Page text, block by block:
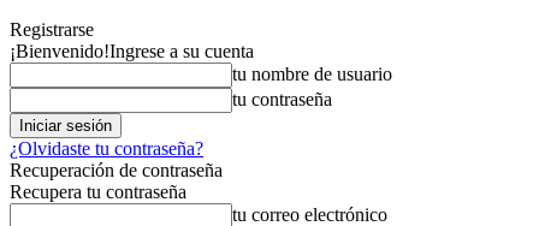
Registrarse
¡Bienvenido!Ingrese a su cuenta
tu nombre de usuario
tu contraseña
¿Olvidaste tu contraseña?
Recuperación de contraseña
Recupera tu contraseña
tu correo electrónico